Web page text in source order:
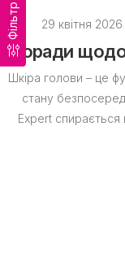
Фільтр 29 квітня 2026
Поради щодо
Шкіра голови – це
стану
Expert спирається